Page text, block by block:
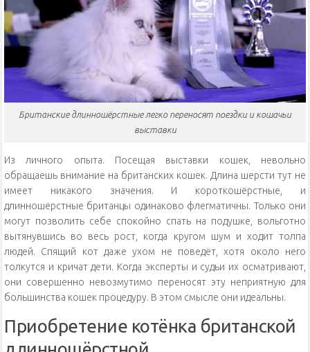
Британские длинношёрстные легко переносят поездки и кошачьи
выставки
Из личного опыта. Посещая выставки кошек, невольно
обращаешь внимание на британских кошек. Длина шерсти тут не
имеет никакого значения. И короткошёрстные, и
длинношёрстные британцы одинаково флегматичны. Только они
могут позволить себе спокойно спать на подушке, вольготно
вытянувшись во весь рост, когда кругом шум и ходит толпа
людей. Спящий кот даже ухом не поведёт, хотя около него
толкутся и кричат дети. Когда эксперты и судьи их осматривают,
они совершенно невозмутимо переносят эту неприятную для
большинства кошек процедуру. В этом смысле они идеальны.
Приобретение котёнка британской